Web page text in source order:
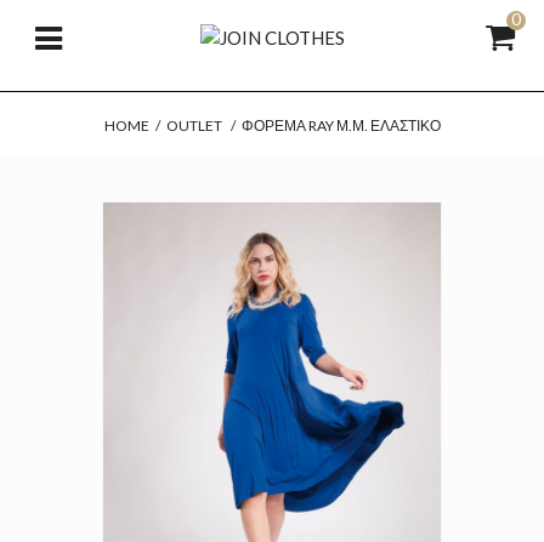
0
HOME / OUTLET / ΦΌΡΕΜΑ RAY Μ.Μ. ΕΛΑΣΤΙΚΌ